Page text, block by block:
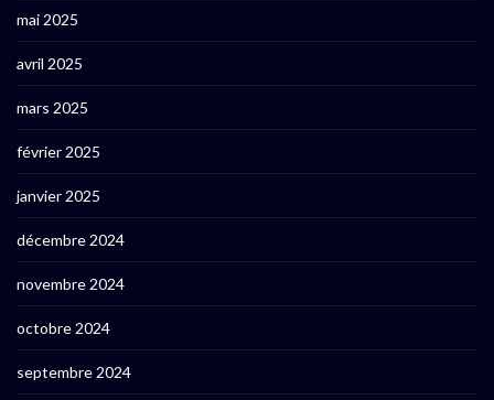
mai 2025
avril 2025
mars 2025
février 2025
janvier 2025
décembre 2024
novembre 2024
octobre 2024
septembre 2024